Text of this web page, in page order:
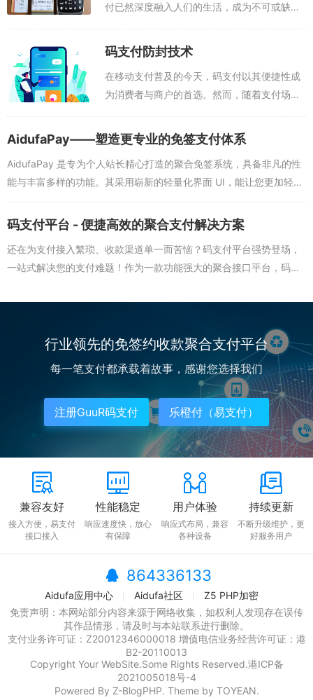
付已然深度融入人们的生活，成为不可或缺的
性，彻底革新了我们的支付模式，为消费者与
商家均带来了众多实实在在的便利。移动支
付...
码支付防封技术
在移动支付普及的今天，码支付以其便捷性成
为消费者与商户的首选。然而，随着支付场景
事件频发，支付平台面临账户冻结、资金损失
等挑战。为应对这些威胁，码支付防封技术
正...
AidufaPay——塑造更专业的免签支付体系
AidufaPay 是专为个人站长精心打造的聚合免签系统，具备非凡的性
能与丰富多样的功能。其采用崭新的轻量化界面 UI，能让您更加轻松
快捷地化解知识付费与运营赞助方面的难题。与此同时，它基于高性
能的...
码支付平台 - 便捷高效的聚合支付解决方案
还在为支付接入繁琐、收款渠道单一而苦恼？码支付平台强势登场，
一站式解决您的支付难题！作为一款功能强大的聚合接口平台，码支
成能力码支付平台...
行业领先的免签约收款聚合支付平台
每一笔支付都承载着故事，感谢您选择我们
注册GuuR码支付 乐橙付（易支付）
兼容友好
接入方便，易支付
接口接入
性能稳定
响应速度快，放心
有保障
用户体验
响应式布局，兼容
各种设备
持续更新
不断升级维护，更
好服务用户
864336133
Aidufa应用中心 Aidufa社区
Z5 PHP加密
免责声明：本网站部分内容来源于网络收集，如权利人发现存在误传
其作品情形，请及时与本站联系进行删除。
支付业务许可证：Z20012346000018 增值电信业务经营许可证：港
B2-20110013
Copyright Your WebSite.Some Rights Reserved.港ICP备
2021005018号-4
Powered By Z-BlogPHP. Theme by TOYEAN.